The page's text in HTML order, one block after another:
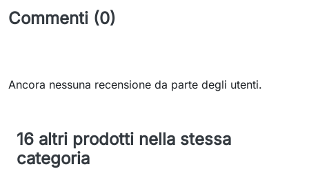
Commenti (0)
Ancora nessuna recensione da parte degli utenti.
16 altri prodotti nella stessa
categoria